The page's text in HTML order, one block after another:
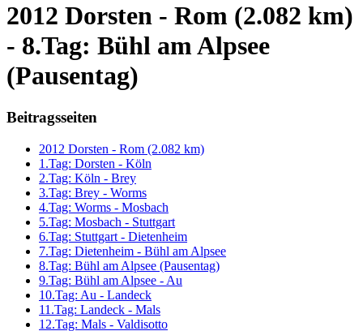
2012 Dorsten - Rom (2.082 km)
- 8.Tag: Bühl am Alpsee
(Pausentag)
Beitragsseiten
2012 Dorsten - Rom (2.082 km)
1.Tag: Dorsten - Köln
2.Tag: Köln - Brey
3.Tag: Brey - Worms
4.Tag: Worms - Mosbach
5.Tag: Mosbach - Stuttgart
6.Tag: Stuttgart - Dietenheim
7.Tag: Dietenheim - Bühl am Alpsee
8.Tag: Bühl am Alpsee (Pausentag)
9.Tag: Bühl am Alpsee - Au
10.Tag: Au - Landeck
11.Tag: Landeck - Mals
12.Tag: Mals - Valdisotto